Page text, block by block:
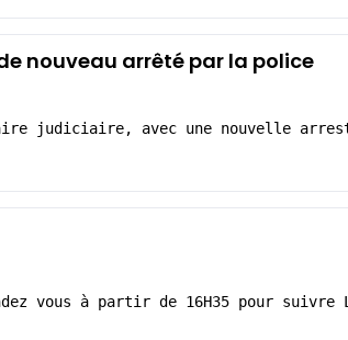
nouveau arrêté par la police
judiciaire, avec une nouvelle
vous à partir de 16H35 pour suivre